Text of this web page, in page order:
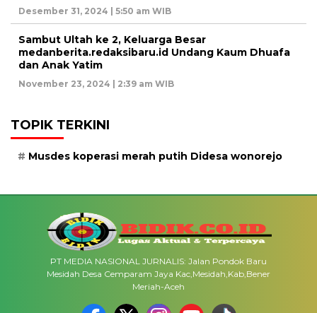
Desember 31, 2024 | 5:50 am WIB
Sambut Ultah ke 2, Keluarga Besar
medanberita.redaksibaru.id Undang Kaum Dhuafa
dan Anak Yatim
November 23, 2024 | 2:39 am WIB
TOPIK TERKINI
Musdes koperasi merah putih Didesa wonorejo
PT MEDIA NASIONAL JURNALIS: Jalan Pondok Baru
Mesidah Desa Cemparam Jaya Kac,Mesidah,Kab,Bener
Meriah-Aceh